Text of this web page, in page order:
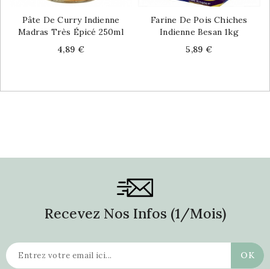
Pâte De Curry Indienne
Madras Très Épicé 250ml
Price
4,89 €
Farine De Pois Chiches
Indienne Besan 1kg
Price
5,89 €
Recevez Nos Infos (1/mois)